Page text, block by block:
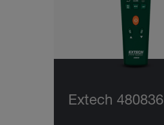
Extech 480836